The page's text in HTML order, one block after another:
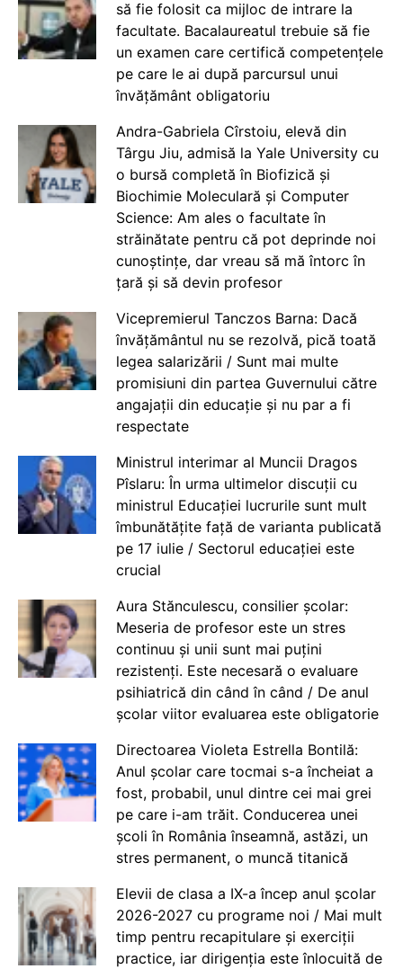
să fie folosit ca mijloc de intrare la
facultate. Bacalaureatul trebuie să fie
un examen care certifică competențele
pe care le ai după parcursul unui
învățământ obligatoriu
Andra-Gabriela Cîrstoiu, elevă din
Târgu Jiu, admisă la Yale University cu
o bursă completă în Biofizică și
Biochimie Moleculară și Computer
Science: Am ales o facultate în
străinătate pentru că pot deprinde noi
cunoștințe, dar vreau să mă întorc în
țară și să devin profesor
Vicepremierul Tanczos Barna: Dacă
învățământul nu se rezolvă, pică toată
legea salarizării / Sunt mai multe
promisiuni din partea Guvernului către
angajații din educație și nu par a fi
respectate
Ministrul interimar al Muncii Dragos
Pîslaru: În urma ultimelor discuții cu
ministrul Educației lucrurile sunt mult
îmbunătățite față de varianta publicată
pe 17 iulie / Sectorul educației este
crucial
Aura Stănculescu, consilier școlar:
Meseria de profesor este un stres
continuu și unii sunt mai puțini
rezistenți. Este necesară o evaluare
psihiatrică din când în când / De anul
școlar viitor evaluarea este obligatorie
Directoarea Violeta Estrella Bontilă:
Anul școlar care tocmai s-a încheiat a
fost, probabil, unul dintre cei mai grei
pe care i-am trăit. Conducerea unei
școli în România înseamnă, astăzi, un
stres permanent, o muncă titanică
Elevii de clasa a IX-a încep anul școlar
2026-2027 cu programe noi / Mai mult
timp pentru recapitulare și exerciții
practice, iar dirigenția este înlocuită de